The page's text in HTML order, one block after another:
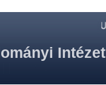
Intézet